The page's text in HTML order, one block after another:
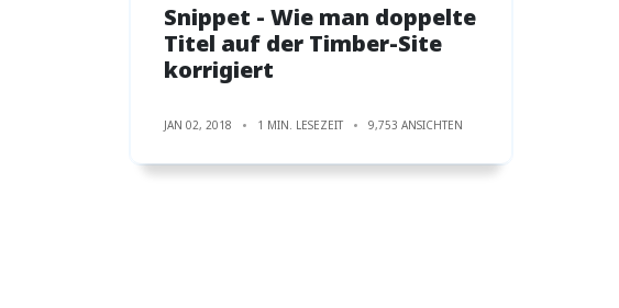
Snippet - Wie man doppelte
Titel auf der Timber-Site
korrigiert
JAN 02, 2018 1 MIN. LESEZEIT 9,753 ANSICHTEN